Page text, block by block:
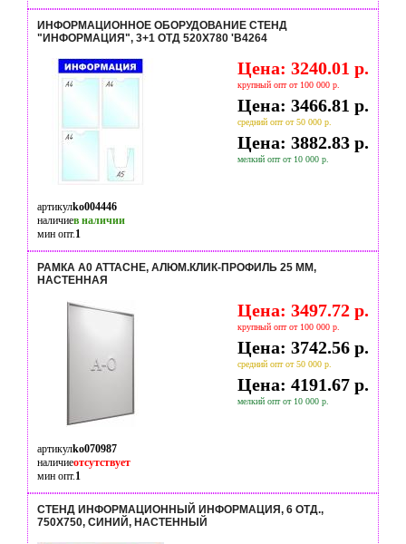
ИНФОРМАЦИОННОЕ ОБОРУДОВАНИЕ СТЕНД
"ИНФОРМАЦИЯ", 3+1 ОТД 520Х780 'B4264
Цена: 3240.01 р.
крупный опт от 100 000 р.
Цена: 3466.81 р.
средний опт от 50 000 р.
Цена: 3882.83 р.
мелкий опт от 10 000 р.
артикулko004446
наличиев наличии
мин опт.1
РАМКА А0 ATTACHE, АЛЮМ.КЛИК-ПРОФИЛЬ 25 ММ,
НАСТЕННАЯ
Цена: 3497.72 р.
крупный опт от 100 000 р.
Цена: 3742.56 р.
средний опт от 50 000 р.
Цена: 4191.67 р.
мелкий опт от 10 000 р.
артикулko070987
наличиеотсутствует
мин опт.1
СТЕНД ИНФОРМАЦИОННЫЙ ИНФОРМАЦИЯ, 6 ОТД.,
750Х750, СИНИЙ, НАСТЕННЫЙ